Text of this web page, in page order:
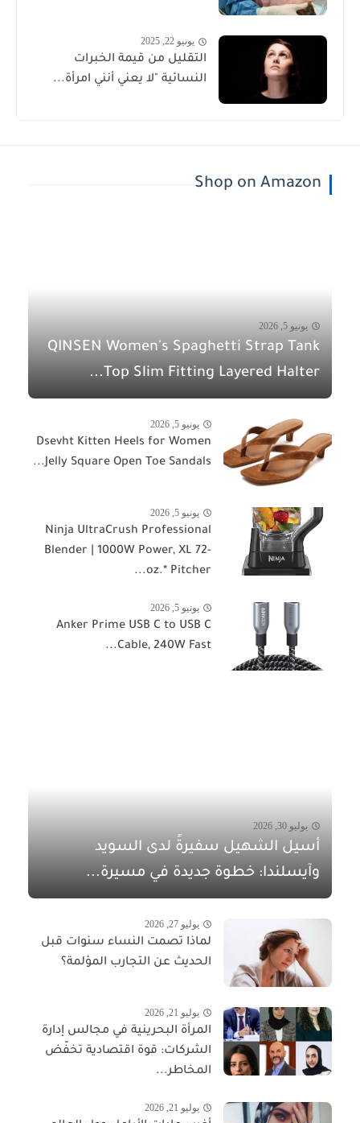
يونيو 22, 2025
التقليل من قيمة الخبرات
النسائية "لا يعني أنني امرأة...
Shop on Amazon
يونيو 5, 2026
QINSEN Women's Spaghetti Strap Tank
Top Slim Fitting Layered Halter...
يونيو 5, 2026
Dsevht Kitten Heels for Women
Jelly Square Open Toe Sandals...
يونيو 5, 2026
Ninja UltraCrush Professional
Blender | 1000W Power, XL 72-
oz.* Pitcher...
يونيو 5, 2026
Anker Prime USB C to USB C
Cable, 240W Fast...
يوليو 30, 2026
أسيل الشهيل سفيرةً لدى السويد
وآيسلندا: خطوة جديدة في مسيرة...
يوليو 27, 2026
لماذا تصمت النساء سنوات قبل
الحديث عن التجارب المؤلمة؟
يوليو 21, 2026
المرأة البحرينية في مجالس إدارة
الشركات: قوة اقتصادية تخفّض
المخاطر...
يوليو 21, 2026